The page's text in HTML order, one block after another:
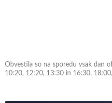
Obvestila so na sporedu vsak dan
10:20, 12:20, 13:30 in 16:30,